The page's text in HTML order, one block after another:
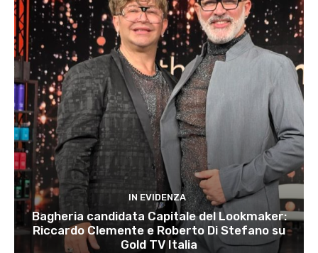
IN EVIDENZA
Bagheria candidata Capitale del Lookmaker:
Riccardo Clemente e Roberto Di Stefano su
Gold TV Italia